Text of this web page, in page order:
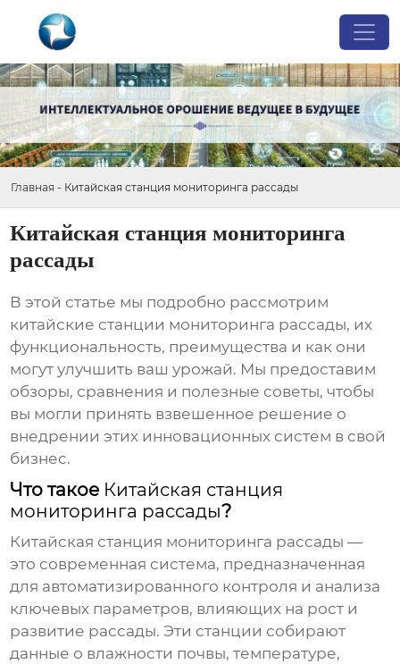
Главная - Китайская станция мониторинга рассады
Китайская станция мониторинга
рассады
В этой статье мы подробно рассмотрим
китайские станции мониторинга рассады, их
функциональность, преимущества и как они
могут улучшить ваш урожай. Мы предоставим
обзоры, сравнения и полезные советы, чтобы
вы могли принять взвешенное решение о
внедрении этих инновационных систем в свой
бизнес.
Что такое Китайская станция
мониторинга рассады?
Китайская станция мониторинга рассады —
это современная система, предназначенная
для автоматизированного контроля и анализа
ключевых параметров, влияющих на рост и
развитие рассады. Эти станции собирают
данные о влажности почвы, температуре,